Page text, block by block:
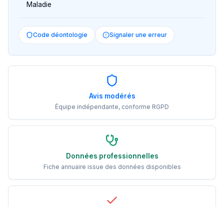
Maladie
Code déontologie Signaler une erreur
Avis modérés
Équipe indépendante, conforme RGPD
Données professionnelles
Fiche annuaire issue des données disponibles